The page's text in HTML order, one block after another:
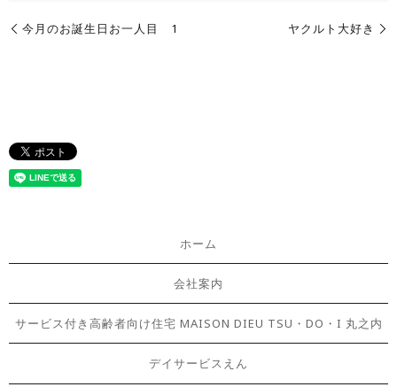
今月のお誕生日お一人目 1 ヤクルト大好き
ホーム
会社案内
サービス付き高齢者向け住宅 MAISON DIEU TSU・DO・I 丸之内
デイサービスえん